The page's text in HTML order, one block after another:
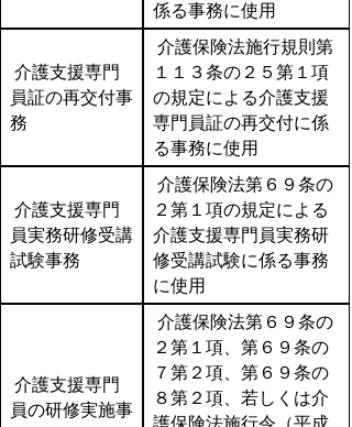
係る事務に使用
介護支援専門
員証の再交付事
務
介護保険法施行規則第
１１３条の２５第１項
の規定による介護支援
専門員証の再交付に係
る事務に使用
介護支援専門
員実務研修受講
試験事務
介護保険法第６９条の
２第１項の規定による
介護支援専門員実務研
修受講試験に係る事務
に使用
介護支援専門
員の研修実施事
介護保険法第６９条の
２第１項、第６９条の
７第２項、第６９条の
８第２項、若しくは介